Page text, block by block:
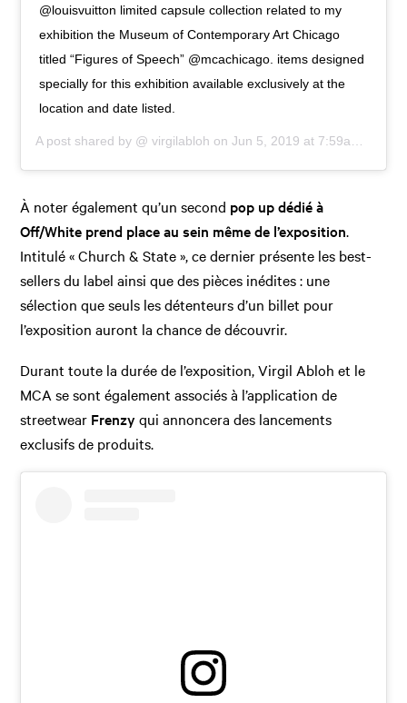
@louisvuitton limited capsule collection related to my
exhibition the Museum of Contemporary Art Chicago
titled “Figures of Speech” @mcachicago. items designed
specially for this exhibition available exclusively at the
location and date listed.
A post shared by @ virgilabloh onJun 5, 2019 at 7:59am PDT
À noter également qu’un second pop up dédié à
Off/White prend place au sein même de l’exposition.
Intitulé « Church & State », ce dernier présente les best-
sellers du label ainsi que des pièces inédites : une
sélection que seuls les détenteurs d’un billet pour
l’exposition auront la chance de découvrir.
Durant toute la durée de l’exposition, Virgil Abloh et le
MCA se sont également associés à l’application de
streetwear Frenzyqui annoncera des lancements
exclusifs de produits.